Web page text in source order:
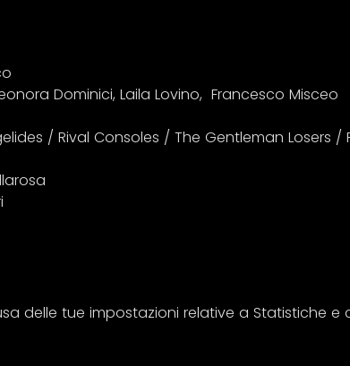
Dominici, Laila Lovino,  Francesco Misceo
/ Rival Consoles / The Gentleman Losers
delle tue impostazioni relative a Statistiche e